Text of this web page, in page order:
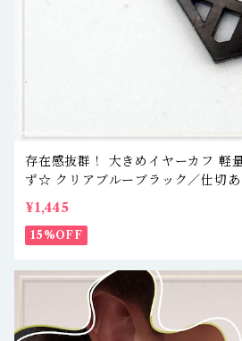
存在感抜群！ 大きめイヤーカフ 軽
ず☆ クリアブルーブラック／仕切
¥1,445
15%OFF